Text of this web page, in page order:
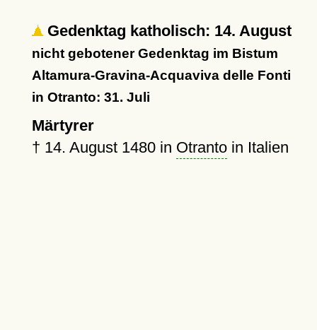
Gedenktag katholisch: 14. August
nicht gebotener Gedenktag im Bistum
Altamura-Gravina-Acquaviva delle Fonti
in Otranto: 31. Juli
Märtyrer
† 14. August 1480in Otrantoin Italien